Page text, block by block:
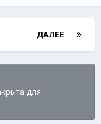
ДАЛЕЕ
для